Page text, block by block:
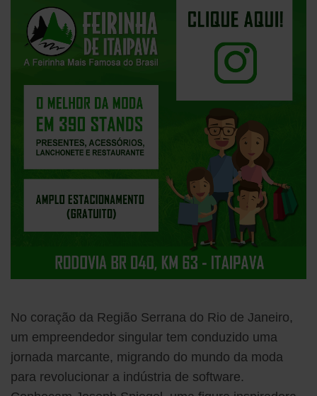
No coração da Região Serrana do Rio de Janeiro,
um empreendedor singular tem conduzido uma
jornada marcante, migrando do mundo da moda
para revolucionar a indústria de software.